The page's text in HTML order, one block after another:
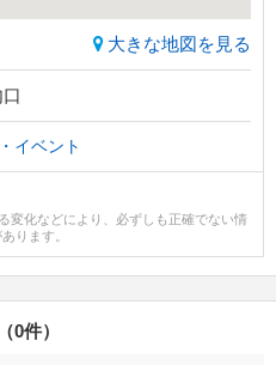
大きな地図を見る
イベント
変化などにより、必ずしも正確でない情
ります。
0件）